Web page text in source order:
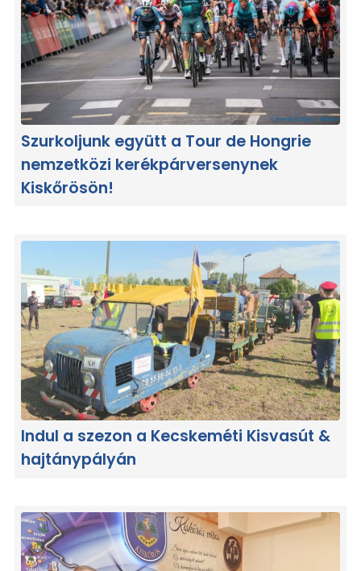
Szurkoljunk együtt a Tour de Hongrie
nemzetközi kerékpárversenynek
Kiskőrösön!
Indul a szezon a Kecskeméti Kisvasút &
hajtánypályán